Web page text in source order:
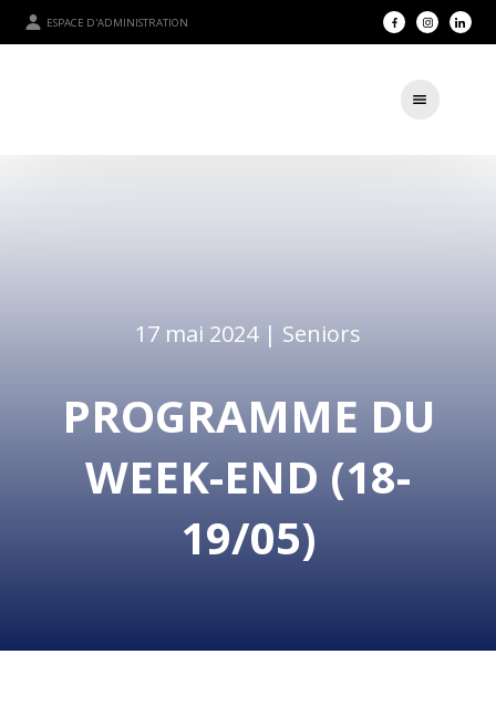
ESPACE D'ADMINISTRATION
17 mai 2024 | Seniors
PROGRAMME DU
WEEK-END (18-
19/05)